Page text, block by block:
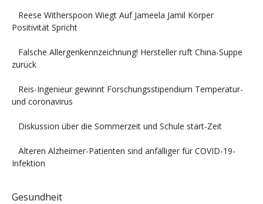
Reese Witherspoon Wiegt Auf Jameela Jamil Körper
Positivität Spricht
Falsche Allergenkennzeichnung! Hersteller ruft China-Suppe
zurück
Reis-Ingenieur gewinnt Forschungsstipendium Temperatur-
und coronavirus
Diskussion über die Sommerzeit und Schule start-Zeit
Älteren Alzheimer-Patienten sind anfälliger für COVID-19-
Infektion
Gesundheit